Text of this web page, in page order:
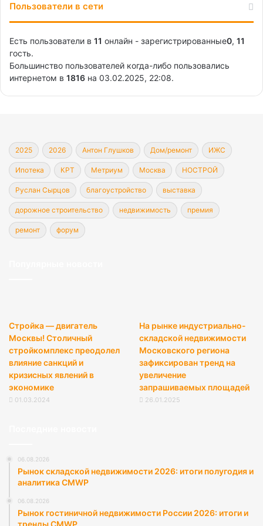
Пользователи в сети
Есть пользователи в 11 онлайн - зарегистрированные0, 11
гость.
Большинство пользователей когда-либо пользовались
интернетом в 1816 на 03.02.2025, 22:08.
2025 2026 Антон Глушков Дом/ремонт ИЖС
Ипотека КРТ Метриум Москва НОСТРОЙ
Руслан Сырцов благоустройство выставка
дорожное строительство недвижимость премия
ремонт форум
Стройка — двигатель
Москвы! Столичный
стройкомплекс преодолел
влияние санкций и
кризисных явлений в
экономике
01.03.2024
На рынке индустриально-
складской недвижимости
Московского региона
зафиксирован тренд на
увеличение
запрашиваемых площадей
26.01.2025
06.08.2026
Рынок складской недвижимости 2026: итоги полугодия и
аналитика CMWP
06.08.2026
Рынок гостиничной недвижимости России 2026: итоги и
тренды CMWP